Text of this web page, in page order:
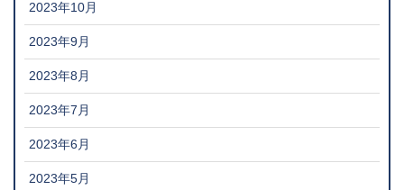
2023年10月
2023年9月
2023年8月
2023年7月
2023年6月
2023年5月